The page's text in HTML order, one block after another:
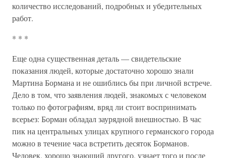
количество исследований, подробных и убедительных
работ.
* * *
Еще одна существенная деталь — свидетельские
показания людей, которые достаточно хорошо знали
Мартина Бормана и не ошиблись бы при личной встрече.
Дело в том, что заявления людей, знакомых с человеком
только по фотографиям, вряд ли стоит воспринимать
всерьез: Борман обладал заурядной внешностью. В час
пик на центральных улицах крупного германского города
можно в течение часа встретить десяток Борманов.
Человек, хорошо знающий другого, узнает того и после